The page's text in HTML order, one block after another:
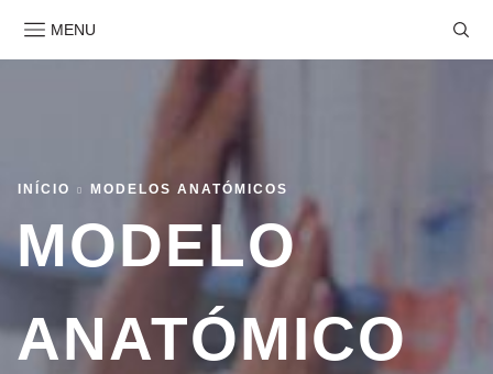
MENU
INÍCIO MODELOS ANATÓMICOS
MODELO
ANATÓMICO